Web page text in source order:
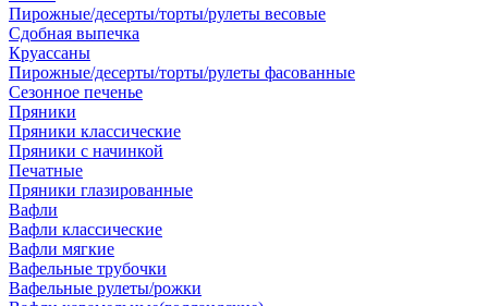
Пирожные/десерты/торты/рулеты весовые
Сдобная выпечка
Круассаны
Пирожные/десерты/торты/рулеты фасованные
Сезонное печенье
Пряники
Пряники классические
Пряники с начинкой
Печатные
Пряники глазированные
Вафли
Вафли классические
Вафли мягкие
Вафельные трубочки
Вафельные рулеты/рожки